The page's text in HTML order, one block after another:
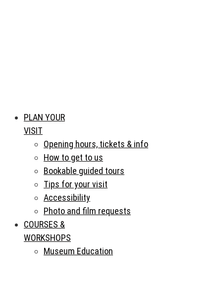
PLAN YOUR
VISIT
Opening hours, tickets & info
How to get to us
Bookable guided tours
Tips for your visit
Accessibility
Photo and film requests
COURSES &
WORKSHOPS
Museum Education